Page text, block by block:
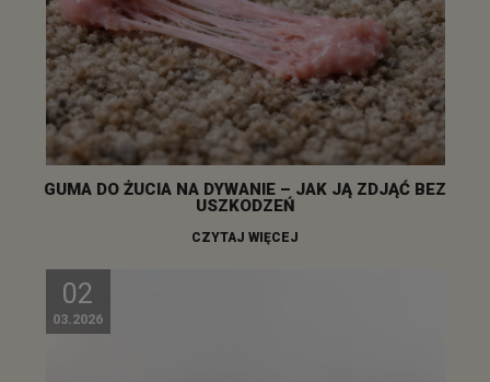
GUMA DO ŻUCIA NA DYWANIE – JAK JĄ ZDJĄĆ BEZ
USZKODZEŃ
CZYTAJ WIĘCEJ
02
03.2026